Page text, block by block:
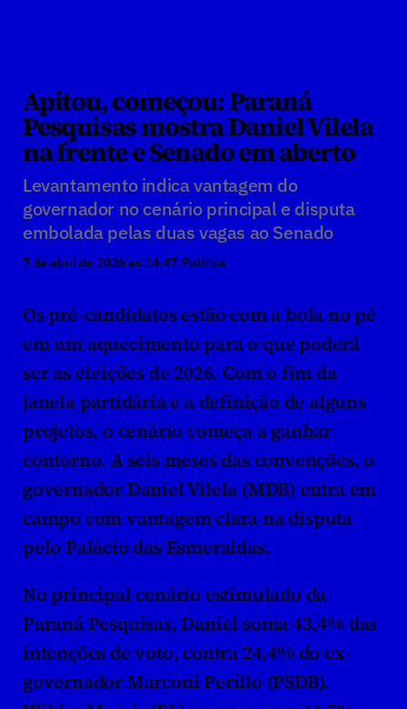
Apitou, começou: Paraná
Pesquisas mostra Daniel Vilela
na frente e Senado em aberto
Levantamento indica vantagem do
governador no cenário principal e disputa
embolada pelas duas vagas ao Senado
7 de abril de 2026 às 14:47·Política
Os pré-candidatos estão com a bola no pé
em um aquecimento para o que poderá
ser as eleições de 2026. Com o fim da
janela partidária e a definição de alguns
projetos, o cenário começa a ganhar
contorno. A seis meses das convenções, o
governador Daniel Vilela (MDB) entra em
campo com vantagem clara na disputa
pelo Palácio das Esmeraldas.
No principal cenário estimulado da
Paraná Pesquisas, Daniel soma 43,4% das
intenções de voto, contra 24,4% do ex-
governador Marconi Perillo (PSDB).